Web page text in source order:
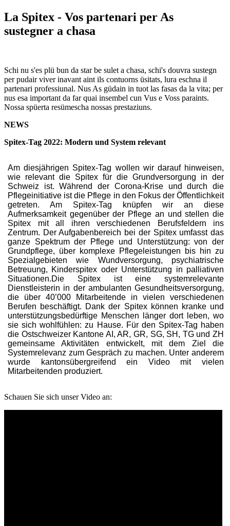
La Spitex - Vos partenari per As
sustegner a chasa
Schi nu s'es plü bun da star be sulet a chasa, schi's douvra sustegn
per pudair viver inavant aint ils contuorns üsitats, lura eschna il
partenari professiunal. Nus As güdain in tuot las fasas da la vita; per
nus esa important da far quai insembel cun Vus e Voss paraints.
Nossa spüerta resümescha nossas prestaziuns.
NEWS
Spitex-Tag 2022: Modern und System relevant
Am diesjährigen Spitex-Tag wollen wir darauf hinweisen,
wie relevant die Spitex für die Grundversorgung in der
Schweiz ist. Während der Corona-Krise und durch die
Pflegeinitiative ist die Pflege in den Fokus der Öffentlichkeit
getreten. Am Spitex-Tag knüpfen wir an diese
Aufmerksamkeit gegenüber der Pflege an und stellen die
Spitex mit all ihren verschiedenen Berufsfeldern ins
Zentrum. Der Aufgabenbereich bei der Spitex umfasst das
ganze Spektrum der Pflege und Unterstützung: von der
Grundpflege, über komplexe Pflegeleistungen bis hin zu
Spezialgebieten wie Wundversorgung, psychiatrische
Betreuung, Kinderspitex oder Unterstützung in palliativen
Situationen.Die Spitex ist eine systemrelevante
Dienstleisterin in der ambulanten Gesundheitsversorgung,
die über 40’000 Mitarbeitende in vielen verschiedenen
Berufen beschäftigt. Dank der Spitex können kranke und
unterstützungsbedürftige Menschen länger dort leben, wo
sie sich wohlfühlen: zu Hause. Für den Spitex-Tag haben
die Ostschweizer Kantone AI, AR, GR, SG, SH, TG und ZH
gemeinsame Aktivitäten entwickelt, mit dem Ziel die
Systemrelevanz zum Gespräch zu machen. Unter anderem
wurde kantonsübergreifend ein Video mit vielen
Mitarbeitenden produziert.
Schauen Sie sich unser Video an: